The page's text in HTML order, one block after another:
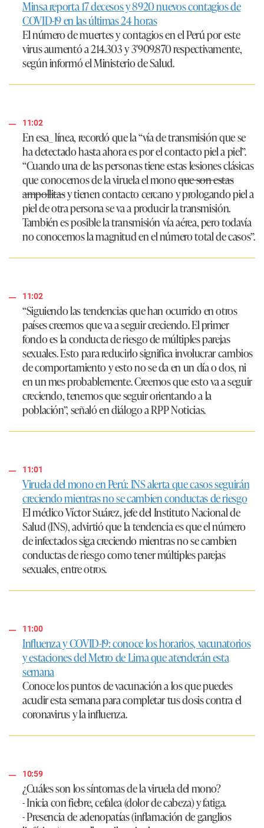
Minsa reporta 17 decesos y 8920 nuevos contagios de
COVID-19 en las últimas 24 horas
El número de muertes y contagios en el Perú por este
virus aumentó a 214.303 y 3′909.870 respectivamente,
según informó el Ministerio de Salud.
11:02
En esa_ línea, recordó que la “vía de transmisión que se
ha detectado hasta ahora es por el contacto piel a piel”.
“Cuando una de las personas tiene estas lesiones clásicas
que conocemos de la viruela el monoque son estas
ampollitasy tienen contacto cercano y prologando piel a
piel de otra persona se va a producir la transmisión.
También es posible la transmisión vía aérea, pero todavía
no conocemos la magnitud en el número total de casos”.
11:02
“Siguiendo las tendencias que han ocurrido en otros
países creemos que va a seguir creciendo. El primer
fondo es la conducta de riesgo de múltiples parejas
sexuales. Esto para reducirlo significa involucrar cambios
de comportamiento y esto no se da en un día o dos, ni
en un mes probablemente. Creemos que esto va a seguir
creciendo, tenemos que seguir orientando a la
población”, señaló en diálogo a RPP Noticias.
11:01
Viruela del mono en Perú: INS alerta que casos seguirán
creciendo mientras no se cambien conductas de riesgo
El médico Víctor Suárez, jefe del Instituto Nacional de
Salud (INS), advirtió que la tendencia es que el número
de infectados siga creciendo mientras no se cambien
conductas de riesgo como tener múltiples parejas
sexuales, entre otros.
11:00
Influenza y COVID-19: conoce los horarios, vacunatorios
y estaciones del Metro de Lima que atenderán esta
semana
Conoce los puntos de vacunación a los que puedes
acudir esta semana para completar tus dosis contra el
coronavirus y la influenza.
10:59
¿Cuáles son los síntomas de la viruela del mono?
- Inicia con fiebre, cefalea (dolor de cabeza) y fatiga.
- Presencia de adenopatías (inflamación de ganglios